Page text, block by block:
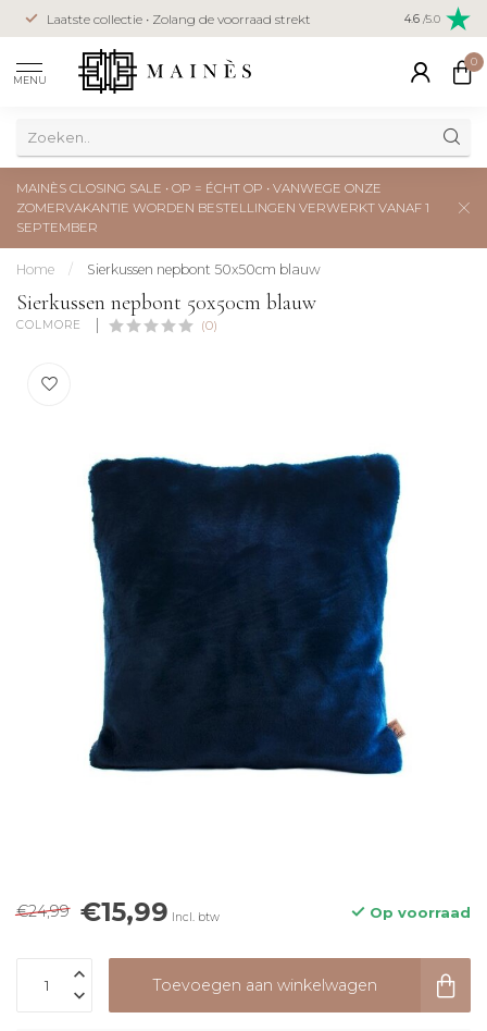
Laatste collectie • Zolang de voorraad strekt Veilig
creditcard
4.6 /5.0
MENU
0
MAINÈS CLOSING SALE • OP = ÉCHT OP • VANWEGE ONZE
ZOMERVAKANTIE WORDEN BESTELLINGEN VERWERKT VANAF 1
SEPTEMBER
Home / Sierkussen nepbont 50x50cm blauw
Sierkussen nepbont 50x50cm blauw
COLMORE (0)
€24,99 €15,99 Incl. btw Op voorraad
Toevoegen aan winkelwagen